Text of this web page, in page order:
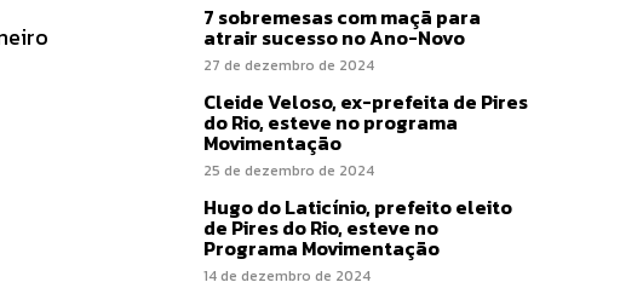
7 sobremesas com maçã para
atrair sucesso no Ano-Novo
27 de dezembro de 2024
Cleide Veloso, ex-prefeita de Pires
do Rio, esteve no programa
Movimentação
25 de dezembro de 2024
Hugo do Laticínio, prefeito eleito
de Pires do Rio, esteve no
Programa Movimentação
14 de dezembro de 2024